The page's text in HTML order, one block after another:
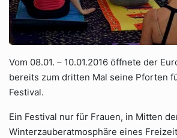
Vom 08.01. – 10.01.2016 öffnete der
bereits zum dritten Mal seine Pforten
Festival.
Ein Festival nur für Frauen, in Mitten
Winterzauberatmosphäre eines